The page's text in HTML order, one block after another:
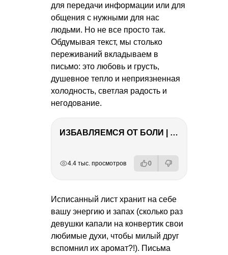
для передачи информации или для
общения с нужными для нас
людьми. Но не все просто так.
Обдумывая текст, мы столько
переживаний вкладываем в
письмо: это любовь и грусть,
душевное тепло и неприязненная
холодность, светлая радость и
негодование.
ИЗБАВЛЯЕМСЯ ОТ БОЛИ | Важность режима и питания
4.4 тыс. просмотров 0
Исписанный лист хранит на себе
вашу энергию и запах (сколько раз
девушки капали на конвертик свои
любимые духи, чтобы милый друг
вспомнил их аромат?!). Письма